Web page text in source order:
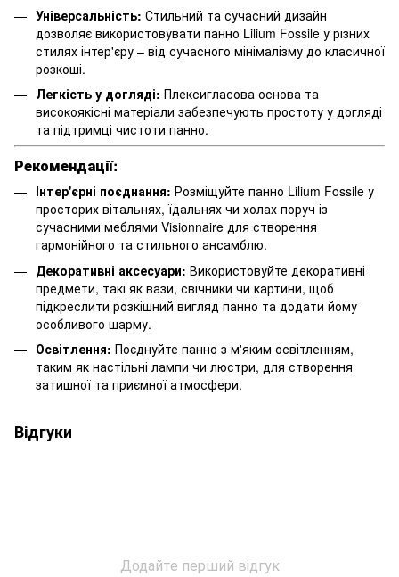
Універсальність: Стильний та сучасний дизайн
дозволяє використовувати панно Lilium Fossile у різних
стилях інтер'єру – від сучасного мінімалізму до класичної
розкоші.
Легкість у догляді: Плексигласова основа та
високоякісні матеріали забезпечують простоту у догляді
та підтримці чистоти панно.
Рекомендації:
Інтер'єрні поєднання: Розміщуйте панно Lilium Fossile у
просторих вітальнях, їдальнях чи холах поруч із
сучасними меблями Visionnaire для створення
гармонійного та стильного ансамблю.
Декоративні аксесуари: Використовуйте декоративні
предмети, такі як вази, свічники чи картини, щоб
підкреслити розкішний вигляд панно та додати йому
особливого шарму.
Освітлення: Поєднуйте панно з м'яким освітленням,
таким як настільні лампи чи люстри, для створення
затишної та приємної атмосфери.
Відгуки
Додайте перший відгук